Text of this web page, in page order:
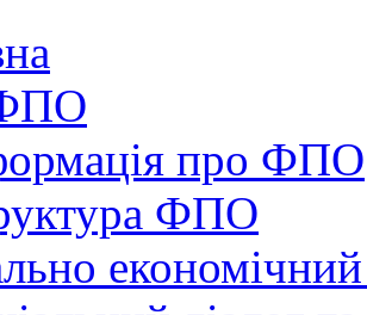
про ФПО
ФПО